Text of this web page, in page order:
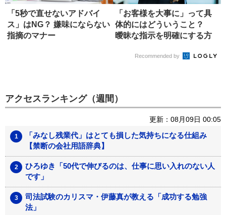
「5秒で直せないアドバイ
ス」はNG？ 嫌味にならない
指摘のマナー
「お客様を大事に」って具
体的にはどういうこと？
曖昧な指示を明確にする方
Recommended by
アクセスランキング（週間）
更新：08月09日 00:05
「みなし残業代」はとても損した気持ちになる仕組み
【禁断の会社用語辞典】
ひろゆき「50代で伸びるのは、仕事に思い入れのない人
です」
司法試験のカリスマ・伊藤真が教える「成功する勉強
法」